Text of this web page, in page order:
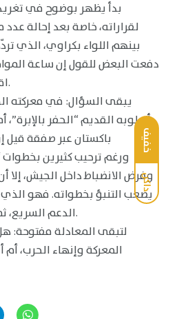
خفيف
داكن
بدأ يظهر بوضوح في
بينهم اللواء بكراوي، الذي
دفعت البعض للقول إن ساعة
اقتربت أكثر من أي وقت مضى.
يبقى السؤال: في معركته
أسلوبه القديم “الحفر
باكستان عبر صفقة قيل
ورغم ترحيب كثيرين بخطوات
وفرض الانضباط داخل الجيش، إلا
الدعم السريع، ثم عاد ليخوض معركة لإخضاعه.
لتبقى المعادلة مفتوحة:
المعركة وإنهاء الحرب،